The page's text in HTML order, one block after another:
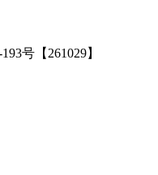
号【261029】